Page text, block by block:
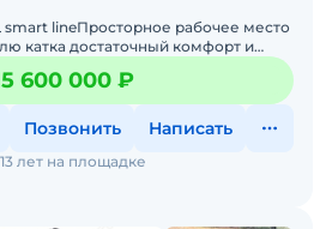
smart lineПросторное рабочее место
катка достаточный комфорт и
Благодаря четкому обзору спереди
600 000 ₽
Позвонить Написать
13 лет на площадке